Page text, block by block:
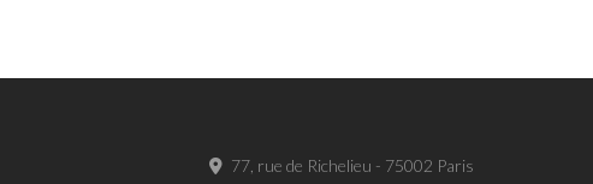
77, rue de Richelieu - 75002 Paris